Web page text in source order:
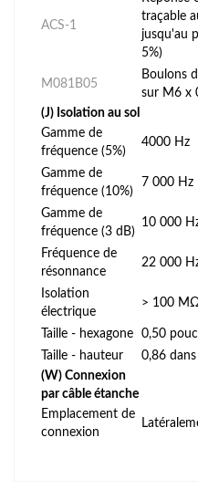
ACS-1
traçable
jusqu'au
5%)
M081B05
Boulons
sur M6 x
(J) Isolation au sol
Gamme de
fréquence (5%)
4000 Hz
Gamme de
fréquence (10%)
7 000 Hz
Gamme de
fréquence (3 dB)
10 000
Fréquence de
résonnance
22 000
Isolation
électrique
> 100
Taille - hexagone 0,50
Taille - hauteur
0,86 dans
(W) Connexion
par câble étanche
Emplacement de
connexion